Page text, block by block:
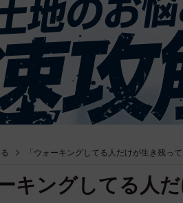
「ウォーキングしてる人だけが生き残
ーキングしてる人